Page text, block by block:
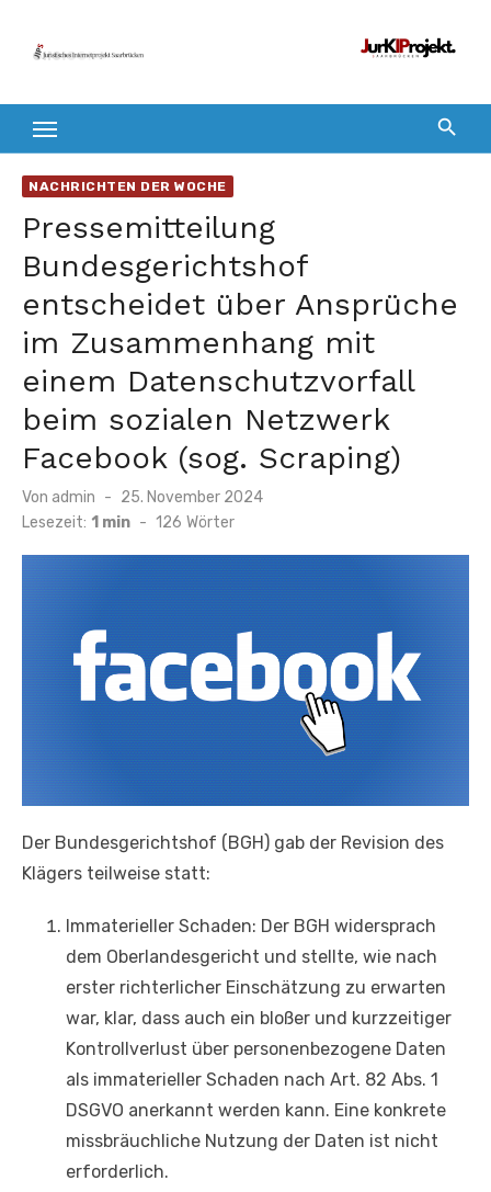
Inhalt
NACHRICHTEN DER WOCHE
Pressemitteilung
Bundesgerichtshof
entscheidet über Ansprüche
im Zusammenhang mit
einem Datenschutzvorfall
beim sozialen Netzwerk
Facebook (sog. Scraping)
Von admin
Veröffentlicht
am
25. November 2024
Lesezeit: 1 min - 126 Wörter
Der Bundesgerichtshof (BGH) gab der Revision des
Klägers teilweise statt:
Immaterieller Schaden: Der BGH widersprach
dem Oberlandesgericht und stellte, wie nach
erster richterlicher Einschätzung zu erwarten
war, klar, dass auch ein bloßer und kurzzeitiger
Kontrollverlust über personenbezogene Daten
als immaterieller Schaden nach Art. 82 Abs. 1
DSGVO anerkannt werden kann. Eine konkrete
missbräuchliche Nutzung der Daten ist nicht
erforderlich.